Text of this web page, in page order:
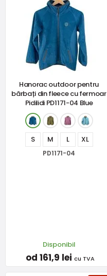
Hanorac outdoor pentru
bărbați din fleece cu fermoar
Pidilidi PD1171-04 Blue
S M L XL
PD1171-04
Disponibil
od 161,9 lei cu TVA